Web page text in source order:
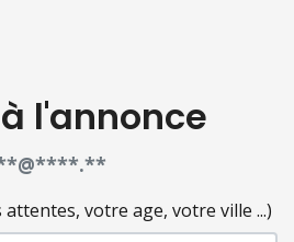
à l'annonce
attentes, votre age, votre ville ...)